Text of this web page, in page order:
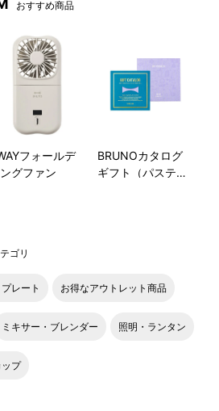
く映える「ホワイト」がスチーム＆
クトースター」新定番色に、キッチ
る王道カラーの「ホワイト」が新登
おすすめ商品
フォールデ
グファン
BRUNOカタログ
ギフト（パステル
ゴリ
レート お得なアウトレット商品
ミキサー・ブレンダー 照明・ランタン
プ